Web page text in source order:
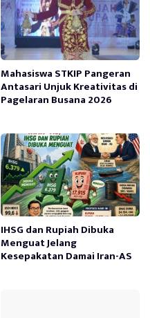
Mahasiswa STKIP Pangeran
Antasari Unjuk Kreativitas di
Pagelaran Busana 2026
IHSG dan Rupiah Dibuka
Menguat Jelang
Kesepakatan Damai Iran-AS